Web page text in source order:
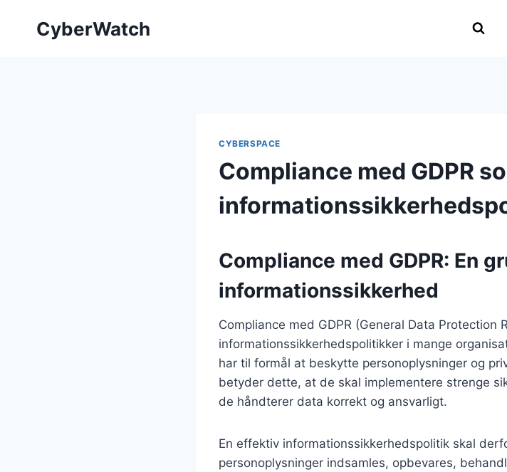
CyberWatch
CYBERSPACE
Compliance med GDPR
Compliance med GDPR: En
informationssikkerhed
Compliance med GDPR (General Data
informationssikkerhedspolitikker i mange
har til formål at beskytte personoplysninger og
betyder dette, at de skal implementere strenge
de håndterer data korrekt og ansvarligt.
En effektiv informationssikkerhedspolitik skal
personoplysninger indsamles, opbevares,